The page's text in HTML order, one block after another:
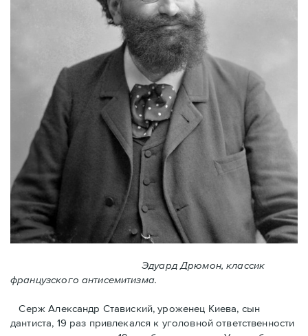
Эдуард Дрюмон, классик
французского антисемитизма.
Серж Александр Ставиский, уроженец Киева, сын
дантиста, 19 раз привлекался к уголовной ответственности